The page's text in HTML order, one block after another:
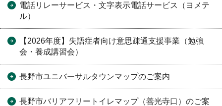
電話リレーサービス・文字表示電話サービス（ヨメテ
ル）
【2026年度】失語症者向け意思疎通支援事業（勉強
会・養成講習会）
長野市ユニバーサルタウンマップのご案内
長野市バリアフリートイレマップ（善光寺口）のご案